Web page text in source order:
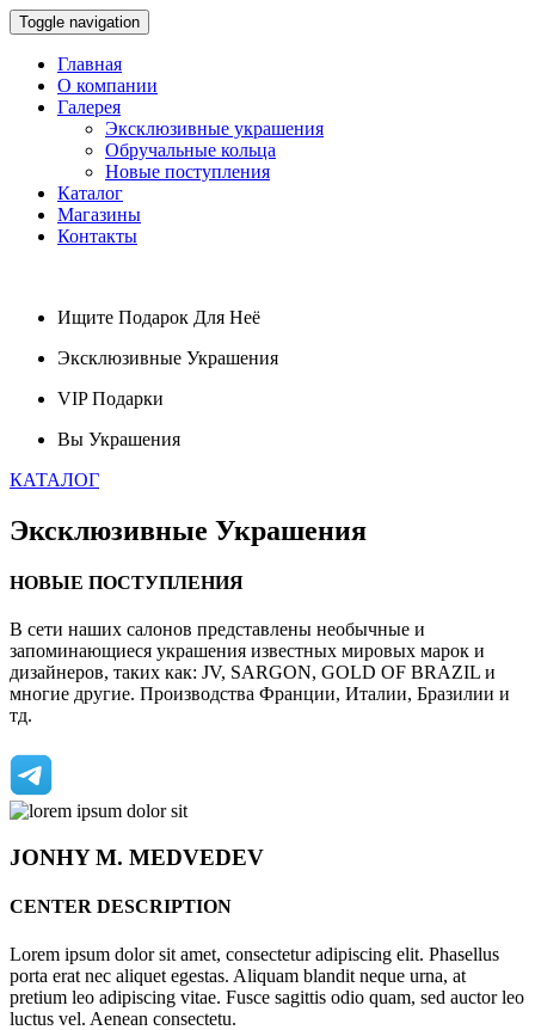
Toggle navigation
Главная
О компании
Галерея
Эксклюзивные украшения
Обручальные кольца
Новые поступления
Каталог
Магазины
Контакты
Ищите Подарок Для Неё
Эксклюзивные Украшения
VIPПодарки
Вы Украшения
КАТАЛОГ
Эксклюзивные Украшения
НОВЫЕ ПОСТУПЛЕНИЯ
В сети наших салонов представлены необычные и
запоминающиеся украшения известных мировых марок и
дизайнеров, таких как: JV, SARGON, GOLD OF BRAZIL и
многие другие. Производства Франции, Италии, Бразилии и
тд.
JONHYM. MEDVEDEV
CENTER DESCRIPTION
Lorem ipsum dolor sit amet, consectetur adipiscing elit. Phasellus
porta erat nec aliquet egestas. Aliquam blandit neque urna, at
pretium leo adipiscing vitae. Fusce sagittis odio quam, sed auctor leo
luctus vel. Aenean consectetu.